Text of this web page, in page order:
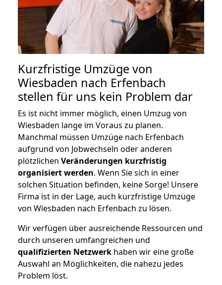
Kurzfristige Umzüge von
Wiesbaden nach Erfenbach
stellen für uns kein Problem dar
Es ist nicht immer möglich, einen Umzug von
Wiesbaden lange im Voraus zu planen.
Manchmal müssen Umzüge nach Erfenbach
aufgrund von Jobwechseln oder anderen
plötzlichen Veränderungen kurzfristig
organisiert werden. Wenn Sie sich in einer
solchen Situation befinden, keine Sorge! Unsere
Firma ist in der Lage, auch kurzfristige Umzüge
von Wiesbaden nach Erfenbach zu lösen.
Wir verfügen über ausreichende Ressourcen und
durch unseren umfangreichen und
qualifizierten Netzwerk haben wir eine große
Auswahl an Möglichkeiten, die nahezu jedes
Problem löst.